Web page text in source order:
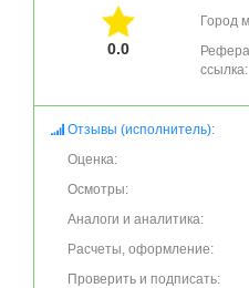
0.0
Город
ссылка:
Отзывы (исполнитель):
Оценка:
Осмотры:
Аналоги и аналитика:
Расчеты, оформление:
Проверить и подписать: